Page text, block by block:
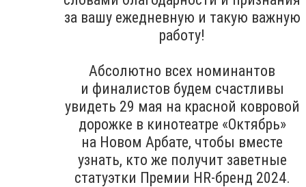
за вашу ежедневную и такую важную
работу!
Абсолютно всех номинантов
и финалистов будем счастливы
увидеть 29 мая на красной ковровой
дорожке в кинотеатре «Октябрь»
на Новом Арбате, чтобы вместе
узнать, кто же получит заветные
статуэтки Премии HR-бренд 2024.